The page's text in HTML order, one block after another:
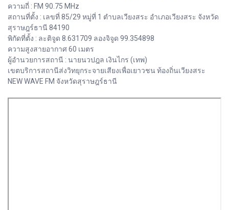
ความถี่ : FM 90.75 MHz
สถานที่ตั้ง : เลขที่ 85/29 หมู่ที่ 1 ตำบลเวียงสระ อำเภอเวียงสระ จังหวัด
สุราษฎร์ธานี 84190
พิกัดที่ตั้ง : ละติจูด 8.631709 ลองจิจูด 99.354898
ความสูงสายอากาศ 60 เมตร
ผู้อำนวยการสถานี : นายนวปฎล เงินไกร (เทพ)
เขตบริการสถานีส่งวิทยุกระจายเสียงเพื่อเยาวชน ท้องถิ่นเวียงสระ
NEW WAVE FM จังหวัดสุราษฎร์ธานี